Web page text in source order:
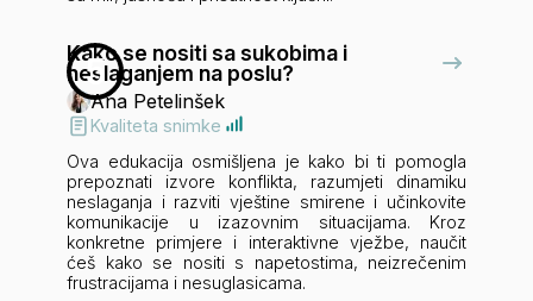
5
Kako se nositi sa sukobima i
neslaganjem na poslu?
Ana Petelinšek
Kvaliteta snimke
Ova edukacija osmišljena je kako bi ti pomogla
prepoznati izvore konflikta, razumjeti dinamiku
neslaganja i razviti vještine smirene i učinkovite
komunikacije u izazovnim situacijama. Kroz
konkretne primjere i interaktivne vježbe, naučit
ćeš kako se nositi s napetostima, neizrečenim
frustracijama i nesuglasicama.